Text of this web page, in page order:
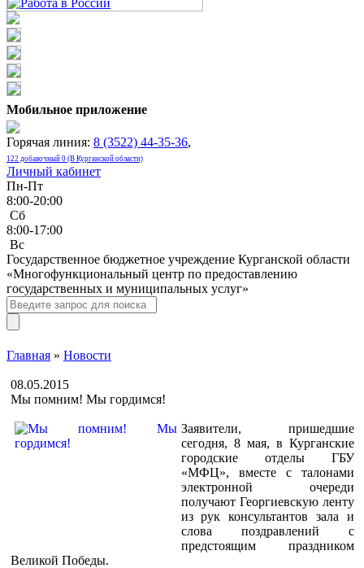
Мобильное приложение
Горячая линия: 8 (3522) 44-35-36,
122 добавочный 0 (В Курганской области)
Личный кабинет
Пн-Пт
8:00-20:00
Сб
8:00-17:00
Bc
Государственное бюджетное учреждение Курганской области
«Многофункциональный центр по предоставлению
государственных и муниципальных услуг»
Главная » Новости
08.05.2015
Мы помним! Мы гордимся!
Заявители, пришедшие
сегодня, 8 мая, в Курганские
городские отделы ГБУ
«МФЦ», вместе с талонами
электронной очереди
получают Георгиевскую ленту
из рук консультантов зала и
слова поздравлений с
предстоящим праздником
Великой Победы.